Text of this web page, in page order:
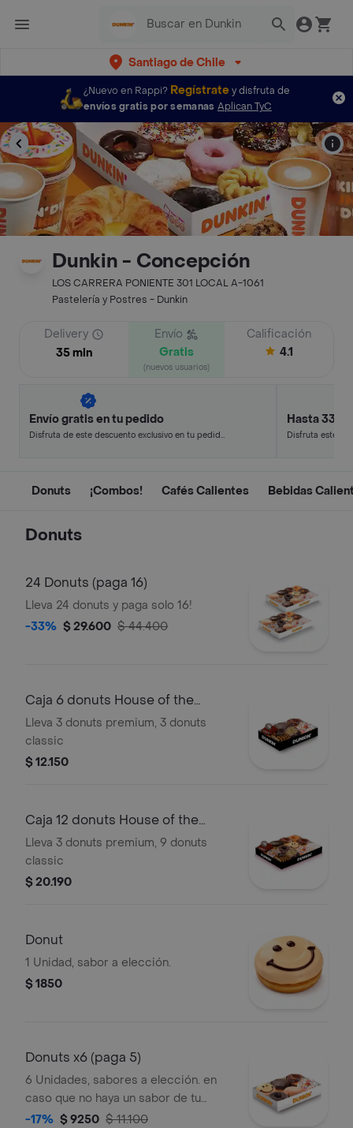
Santiago de Chile
¿Nuevo en Rappi? Regístratey disfruta de
envíos gratis por semanas Aplican TyC
Dunkin - Concepción
LOS CARRERA PONIENTE 301 LOCAL A-1061
Pastelería y Postres - Dunkin
Delivery
35 min
Envío
Gratis
(nuevos usuarios)
Calificación
4.1
Envío gratis en tu pedido
Disfruta de este descuento exclusivo en tu pedido
Hasta 33%
Disfruta este
Donuts ¡Combos! Cafés Calientes Bebidas
Donuts
24 Donuts (paga 16)
Lleva 24 donuts y paga solo 16!
-33% $ 29.600 $ 44.400
Caja 6 donuts House of the
Dragon
Lleva 3 donuts premium, 3 donuts
classic
$ 12.150
Caja 12 donuts House of the
Dragon
Lleva 3 donuts premium, 9 donuts
classic
$ 20.190
Donut
1 Unidad, sabor a elección.
$ 1850
Donuts x6 (paga 5)
6 Unidades, sabores a elección. en
caso que no haya un sabor de tu
selección, se enviará uno de los 3
-17% $ 9250 $ 11.100